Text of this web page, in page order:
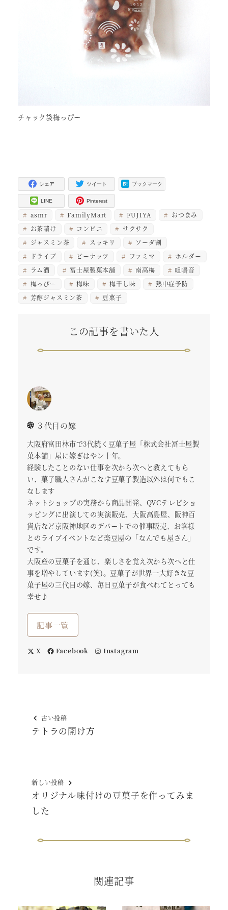
チャック袋梅っぴー
シェア ツイート ブックマーク
LINE Pinterest
asmr FamilyMart FUJIYA
おつまみ
お茶請け
コンビニ
サクサク
ジャスミン茶
スッキリ
ソーダ割
ドライブ
ピーナッツ ファミマ
ホルダー
ラム酒
冨士屋製菓本舗 南高梅
咀嚼音
梅っぴー
梅味 梅干し味
熱中症予防
芳醇ジャスミン茶
豆菓子
この記事を書いた人
３代目の嫁
大阪府富田林市で3代続く豆菓子屋「株式会社冨士屋製
菓本舗」屋に嫁ぎはやン十年。
経験したことのない仕事を次から次へと教えてもら
い、菓子職人さんがこなす豆菓子製造以外は何でもこ
なします
ネットショップの実務から商品開発、QVCテレビショ
ッピングに出演しての実演販売、大阪高島屋、阪神百
貨店など京阪神地区のデパートでの催事販売、お客様
とのライブイベントなど楽豆屋の「なんでも屋さん」
です。
大阪産の豆菓子を通じ、楽しさを覚え次から次へと仕
事を増やしています(笑)。豆菓子が世界一大好きな豆
菓子屋の三代目の嫁、毎日豆菓子が食べれてとっても
幸せ♪
記事一覧
X Facebook Instagram
古い投稿
テトラの開け方
新しい投稿
オリジナル味付けの豆菓子を作ってみま
した
関連記事